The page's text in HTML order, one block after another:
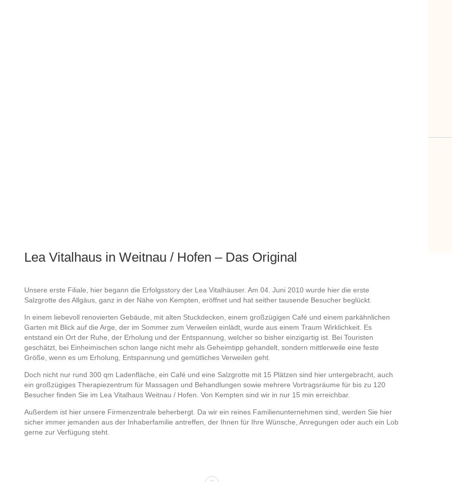
Lea Vitalhaus in Weitnau / Hofen – Das Original
Unsere erste Filiale, hier begann die Erfolgsstory der Lea Vitalhäuser. Am 04. Juni 2010 wurde hier die erste
Salzgrotte des Allgäus, ganz in der Nähe von Kempten, eröffnet und hat seither tausende Besucher beglückt.
In einem liebevoll renovierten Gebäude, mit alten Stuckdecken, einem großzügigen Café und einem parkähnlichen
Garten mit Blick auf die Arge, der im Sommer zum Verweilen einlädt, wurde aus einem Traum Wirklichkeit. Es
entstand ein Ort der Ruhe, der Erholung und der Entspannung, welcher so bisher einzigartig ist. Bei Touristen
geschätzt, bei Einheimischen schon lange nicht mehr als Geheimtipp gehandelt, sondern mittlerweile eine feste
Größe, wenn es um Erholung, Entspannung und gemütliches Verweilen geht.
Doch nicht nur rund 300 qm Ladenfläche, ein Café und eine Salzgrotte mit 15 Plätzen sind hier untergebracht, auch
ein großzügiges Therapiezentrum für Massagen und Behandlungen sowie mehrere Vortragsräume für bis zu 120
Besucher finden Sie im Lea Vitalhaus Weitnau / Hofen. Von Kempten sind wir in nur 15 min erreichbar.
Außerdem ist hier unsere Firmenzentrale beherbergt. Da wir ein reines Familienunternehmen sind, werden Sie hier
sicher immer jemanden aus der Inhaberfamilie antreffen, der Ihnen für Ihre Wünsche, Anregungen oder auch ein Lob
gerne zur Verfügung steht.